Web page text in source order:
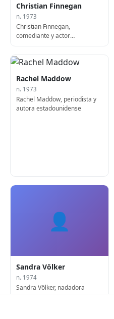
Christian Finnegan
n. 1973
Christian Finnegan,
comediante y actor
Rachel Maddow
n. 1973
Rachel Maddow, periodista y
autora estadounidense
👤
Sandra Völker
n. 1974
Sandra Völker, nadadora
alemana